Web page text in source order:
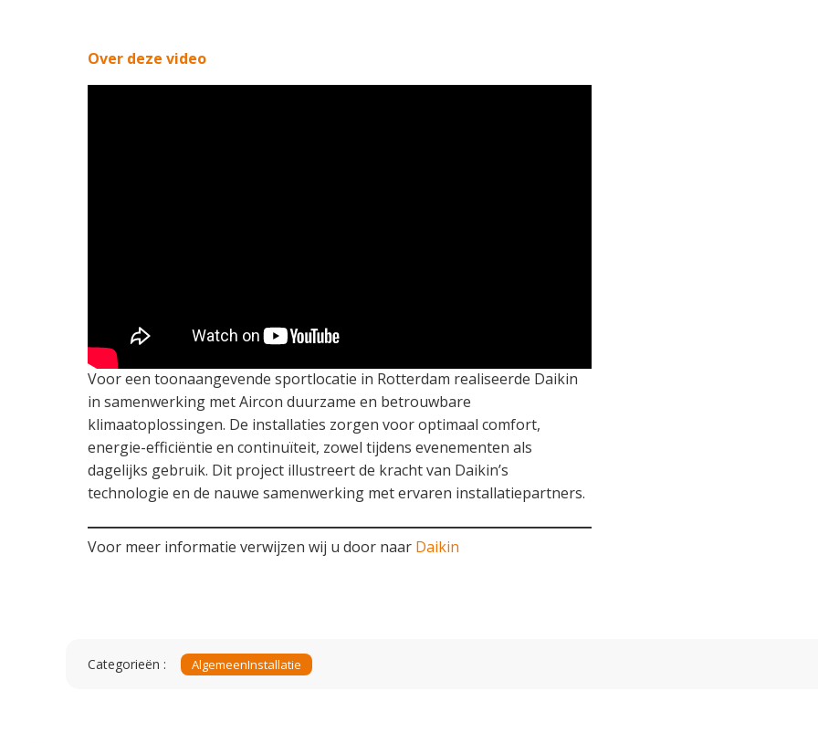
Over deze video
Voor een toonaangevende sportlocatie in Rotterdam realiseerde Daikin
in samenwerking met Aircon duurzame en betrouwbare
klimaatoplossingen. De installaties zorgen voor optimaal comfort,
energie-efficiëntie en continuïteit, zowel tijdens evenementen als
dagelijks gebruik. Dit project illustreert de kracht van Daikin’s
technologie en de nauwe samenwerking met ervaren installatiepartners.
Voor meer informatie verwijzen wij u door naar Daikin
Categorieën : AlgemeenInstallatie